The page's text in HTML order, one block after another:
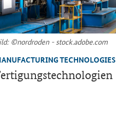
©nord­ro­den - stock.adobe.com
TECHNOLOGIES